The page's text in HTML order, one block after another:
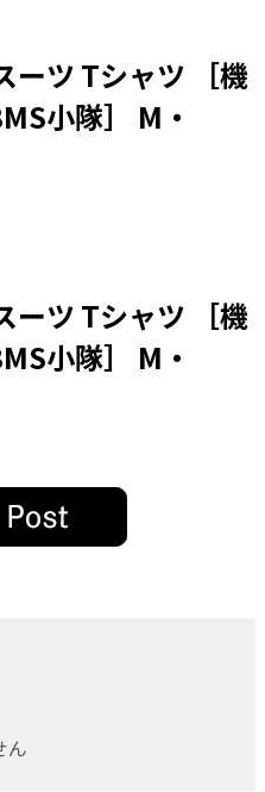
ーツ Tシャツ ［機
小隊］ M・
ーツ Tシャツ ［機
小隊］ M・
ん